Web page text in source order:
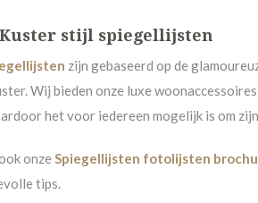
stijl spiegellijsten
ten zijn gebaseerd op de
Wij bieden onze luxe
het voor iedereen mogelijk is om
onze Spiegellijsten fotolijsten
tips.